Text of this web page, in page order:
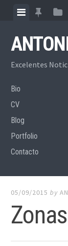
content
ViewView
posts
Excelentes
Bio
CV
Blog
Portfolio
Contacto
05/09/2015 by